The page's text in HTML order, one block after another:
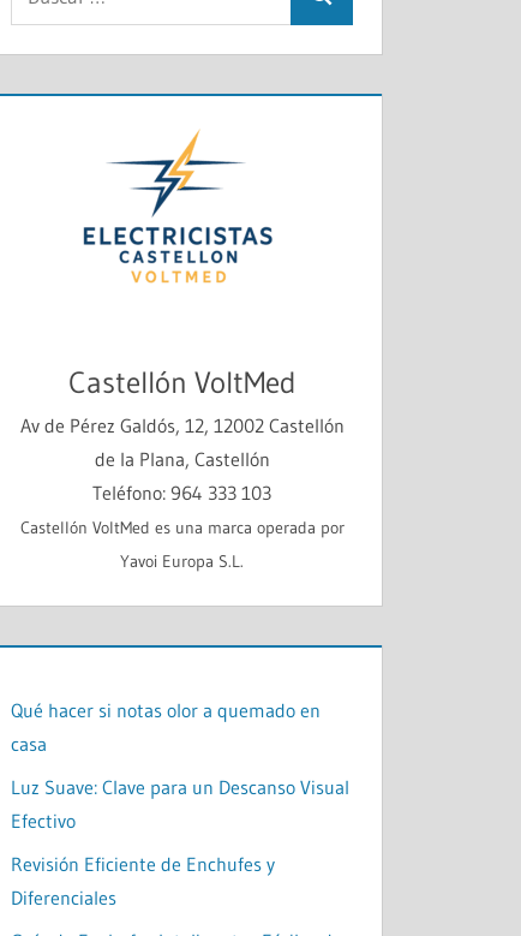
Buscar
Castellón VoltMed
Av de Pérez Galdós, 12, 12002 Castellón
de la Plana, Castellón
Teléfono: 964 333 103
Castellón VoltMed es una marca operada por
Yavoi Europa S.L.
Qué hacer si notas olor a quemado en
casa
Luz Suave: Clave para un Descanso Visual
Efectivo
Revisión Eficiente de Enchufes y
Diferenciales